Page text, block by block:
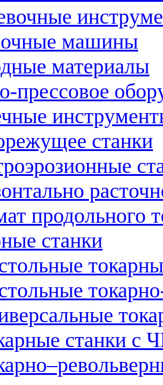
машины
материалы
прессовое
станки
продольного
станки
станки с